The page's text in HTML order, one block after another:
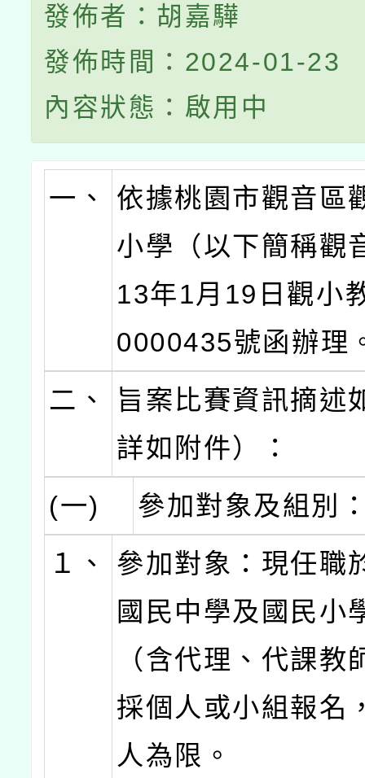
發佈者：胡嘉驊
發佈時間：2024-01-23
內容狀態：啟用中
一、
依據桃園市觀音區
小學（以下簡稱觀
13年1月19日觀小
0000435號函辦理
二、
旨案比賽資訊摘述
詳如附件）：
(一)
參加對象及組別
１、
參加對象：現任職
國民中學及國民小
（含代理、代課教
採個人或小組報名
人為限。